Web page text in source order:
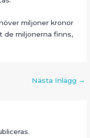
miljoner kronor
de miljonerna finns,
Nästa Inlägg →